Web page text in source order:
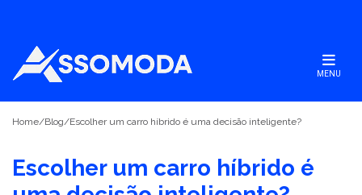
MENU
Home/Blog/Escolher um carro híbrido é uma decisão inteligente?
Escolher um carro híbrido é